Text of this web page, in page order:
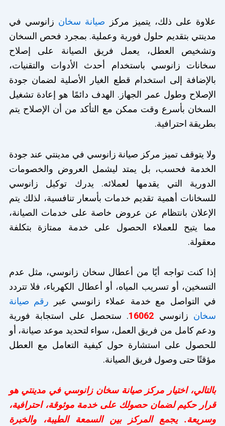
علاوة على ذلك، يتميز مركز صيانة سخان زانوسي في
مدينتي بتقديم حلول فورية وعملية. بمجرد فحص السخان
وتشخيص العطل، يعمل فريق الصيانة على إصلاح
سخانات زانوسي باستخدام أحدث الأدوات والتقنيات،
بالإضافة إلى استخدام قطع الغيار الأصلية لضمان جودة
الإصلاح وطول عمر الجهاز. الهدف دائمًا هو إعادة تشغيل
السخان بأسرع وقت ممكن مع التأكد من أن الإصلاح يتم
بطريقة احترافية.
ولا يتوقف تميز مركز صيانة زانوسي في مدينتي عند جودة
الخدمة فحسب، بل يمتد ليشمل العروض والخصومات
الدورية التي يقدمها لعملائه. يدرك توكيل زانوسي
للسخانات أهمية تقديم خدمات بأسعار تنافسية، لذلك يتم
الإعلان بانتظام عن عروض خاصة على خدمات الصيانة،
مما يتيح للعملاء الحصول على خدمة ممتازة بتكلفة
معقولة.
إذا كنت تواجه أيًا من أعطال سخان زانوسي، مثل عدم
التسخين، أو تسريب المياه، أو أعطال الكهرباء، فلا تتردد
في التواصل مع خدمة عملاء زانوسي عبر
رقم صيانة
سخان زانوسي 16062. ستحصل على استجابة فورية
ودعم كامل من فريق العمل، سواء لتحديد موعد صيانة، أو
للحصول على استشارة حول كيفية التعامل مع العطل
مؤقتًا حتى وصول فريق الصيانة.
بالتالي، اختيار مركز صيانة سخان زانوسي في مدينتي هو
قرار حكيم لضمان حصولك على خدمة موثوقة، احترافية،
وسريعة. يجمع المركز بين السمعة الطيبة، والخبرة